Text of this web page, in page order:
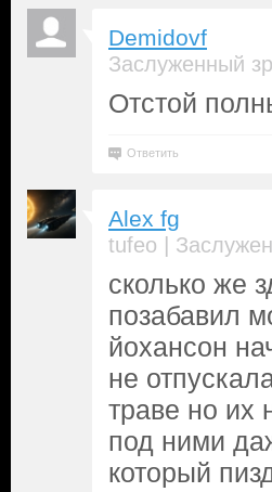
Demidovf
Заслуженный
Отстой
Ответить
Alex fg
tufeo |
сколько же
позабавил
йохансон
не
траве но их
под ними
который